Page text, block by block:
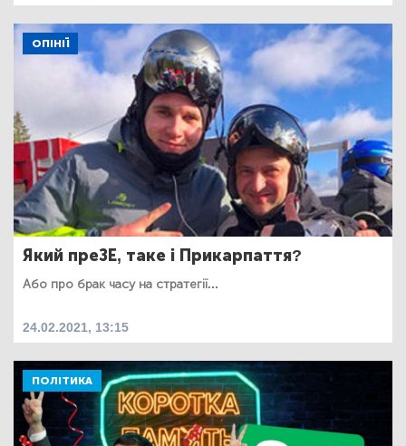
ОПІНІЇ
Який преЗЕ, таке і Прикарпаття?
Або про брак часу на стратегії...
24.02.2021, 13:15
ПОЛІТИКА